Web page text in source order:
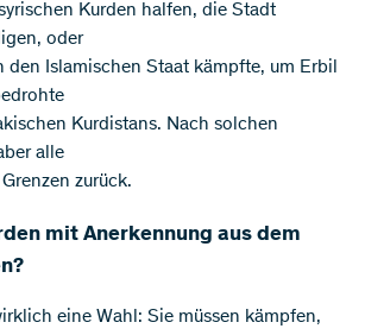
Kurden halfen, die Stadt
oder
den Islamischen Staat kämpfte, um Erbil
Kurdistans. Nach solchen
alle
zurück.
mit Anerkennung aus dem
eine Wahl: Sie müssen kämpfen,